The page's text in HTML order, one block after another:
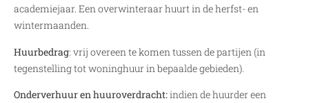
academiejaar. Een overwinteraar huurt in de herfst- en
wintermaanden.
Huurbedrag: vrij overeen te komen tussen de partijen (in
tegenstelling tot woninghuur in bepaalde gebieden).
Onderverhuur en huuroverdracht:indien de huurder een